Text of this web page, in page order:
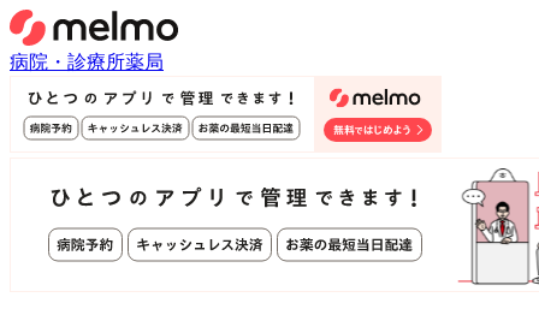
病院・診療所薬局